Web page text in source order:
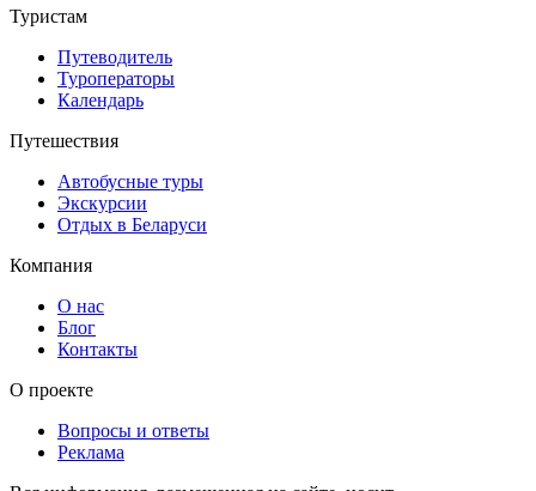
Туристам
Путеводитель
Туроператоры
Календарь
Путешествия
Автобусные туры
Экскурсии
Отдых в Беларуси
Компания
О нас
Блог
Контакты
О проекте
Вопросы и ответы
Реклама